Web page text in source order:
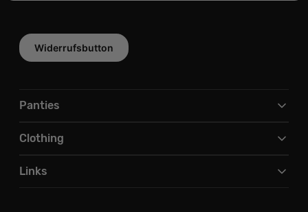
Widerrufsbutton
Panties
Clothing
Links